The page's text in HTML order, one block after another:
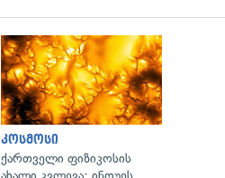
კოსმოსი
ქართველი ფიზიკოსის